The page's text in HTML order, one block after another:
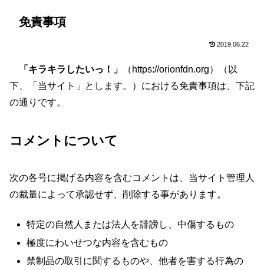
免責事項
2019.06.22
「キラキラしたいっ！」
（https://orionfdn.org）（以
下、「当サイト」とします。）における免責事項は、下記
の通りです。
コメントについて
次の各号に掲げる内容を含むコメントは、当サイト管理人
の裁量によって承認せず、削除する事があります。
特定の自然人または法人を誹謗し、中傷するもの
極度にわいせつな内容を含むもの
禁制品の取引に関するものや、他者を害する行為の